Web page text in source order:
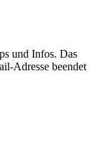
und Infos. Das
Adresse beendet